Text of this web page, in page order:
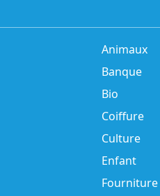
Animaux
Banque
Bio
Coiffure
Culture
Enfant